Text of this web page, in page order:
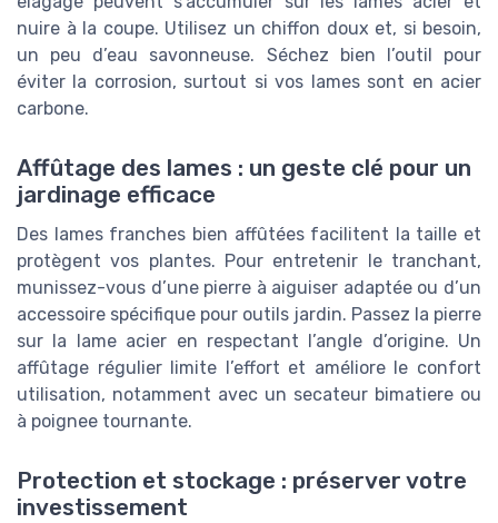
nuire à la coupe. Utilisez un chiffon doux et, si besoin,
un peu d’eau savonneuse. Séchez bien l’outil pour
éviter la corrosion, surtout si vos lames sont en acier
carbone.
Affûtage des lames : un geste clé pour un
jardinage efficace
Des lames franches bien affûtées facilitent la taille et
protègent vos plantes. Pour entretenir le tranchant,
munissez-vous d’une pierre à aiguiser adaptée ou d’un
accessoire spécifique pour outils jardin. Passez la pierre
sur la lame acier en respectant l’angle d’origine. Un
affûtage régulier limite l’effort et améliore le confort
utilisation, notamment avec un secateur bimatiere ou
à poignee tournante.
Protection et stockage : préserver votre
investissement